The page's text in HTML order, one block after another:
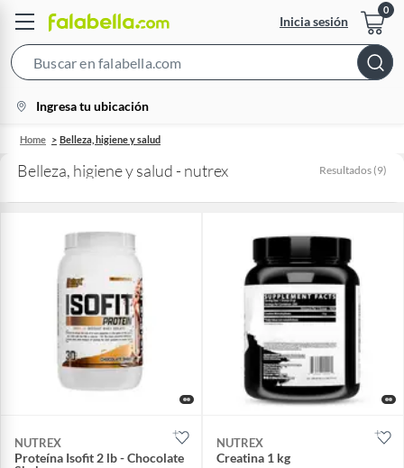
Inicia sesión
Bar
location-
icon
Ingresa tu ubicación
Home Belleza, higiene y salud
Belleza, higiene y salud - nutrex Resultados (9)
NUTREX
Proteína Isofit 2 lb - Chocolate
NUTREX
Creatina 1 kg